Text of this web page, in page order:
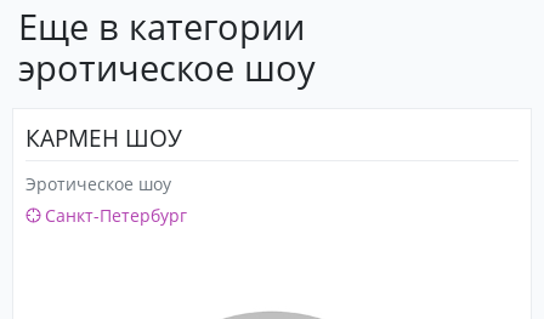
Еще в категории
эротическое шоу
КАРМЕН ШОУ
Эротическое шоу
Санкт-Петербург